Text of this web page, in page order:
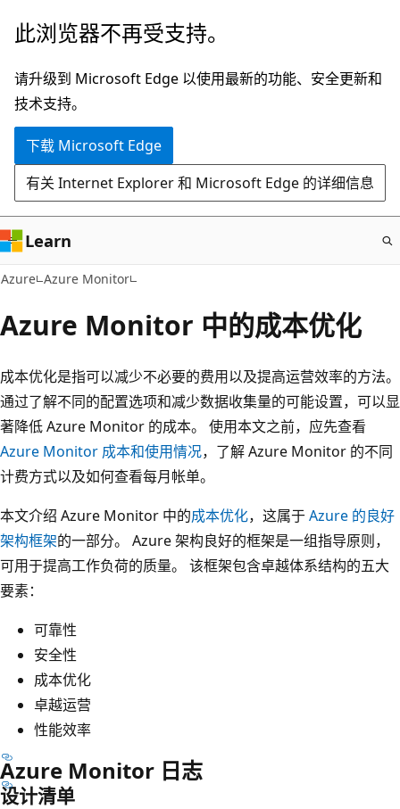
跳
主
要
内
此浏览器不再受支持。
请升级到 Microsoft Edge 以使用最新的功能、安全更新和
技术支持。
下载 Microsoft Edge
有关 Internet Explorer 和 Microsoft Edge 的详细信息
Learn
Azure Azure Monitor
Azure Monitor 中的成本优化
成本优化是指可以减少不必要的费用以及提高运营效率的方法。
通过了解不同的配置选项和减少数据收集量的可能设置，可以显
著降低 Azure Monitor 的成本。 使用本文之前，应先查看
Azure Monitor 成本和使用情况，了解 Azure Monitor 的不同
计费方式以及如何查看每月帐单。
本文介绍 Azure Monitor 中的成本优化，这属于Azure 的良好
架构框架的一部分。 Azure 架构良好的框架是一组指导原则，
可用于提高工作负荷的质量。 该框架包含卓越体系结构的五大
要素：
可靠性
安全性
成本优化
卓越运营
性能效率
Azure Monitor 日志
设计清单